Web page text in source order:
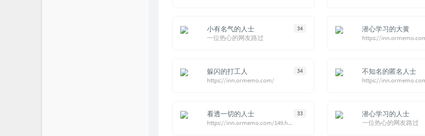
34
小有名气的人士
一位热心的网友路过
潜心学习的大黄
34
躲闪的打工人
https://inn.ormemo.com/
不知名的匿名人士
33
看透一切的人士
https://inn.ormemo.com/149.html
潜心学习的人士
一位热心的网友路过